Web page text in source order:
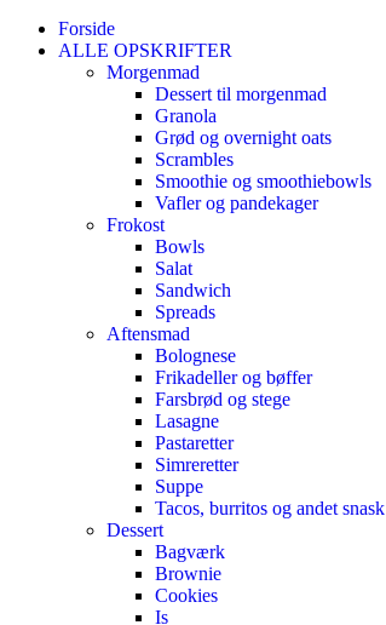
Forside
ALLE OPSKRIFTER
Morgenmad
Dessert til morgenmad
Granola
Grød og overnight oats
Scrambles
Smoothie og smoothiebowls
Vafler og pandekager
Frokost
Bowls
Salat
Sandwich
Spreads
Aftensmad
Bolognese
Frikadeller og bøffer
Farsbrød og stege
Lasagne
Pastaretter
Simreretter
Suppe
Tacos, burritos og andet snask
Dessert
Bagværk
Brownie
Cookies
Is